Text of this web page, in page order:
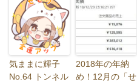
気ままに輝子
No.64 トンネル
2018年の年納
め！12月の「せ